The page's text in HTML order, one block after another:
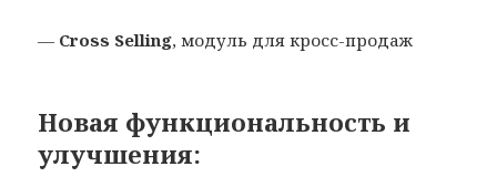
— Cross Selling, модуль для кросс-продаж
Новая функциональность и
улучшения: